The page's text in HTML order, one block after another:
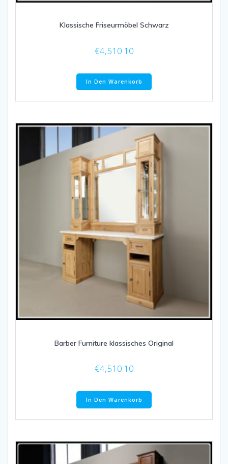
Klassische Friseurmöbel Schwarz
€4,510.10
In Den Warenkorb
Barber Furniture klassisches Original
€4,510.10
In Den Warenkorb